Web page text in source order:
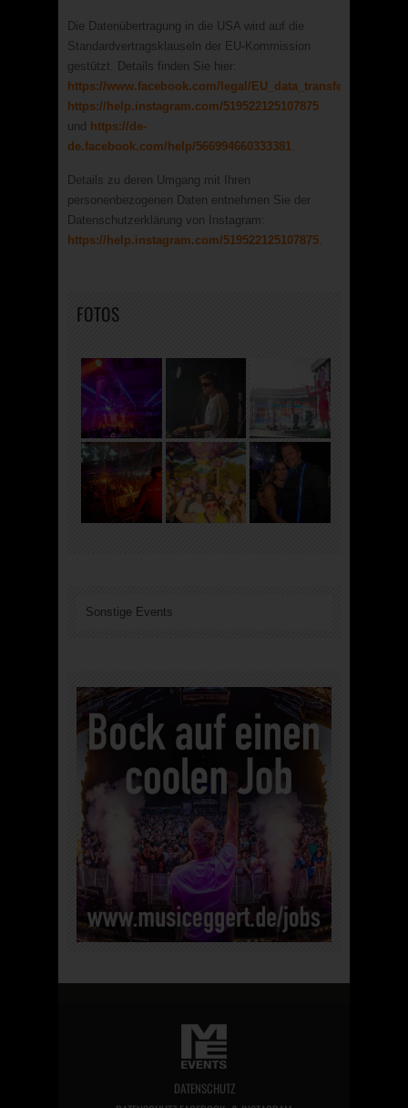
Die Datenübertragung in die USA wird auf die
Standardvertragsklauseln der EU-Kommission
gestützt. Details finden Sie hier:
https://www.facebook.com/legal/
https://help.instagram.com/519522125107875
und
https://de-
de.facebook.com/help/566994660333381
Details zu deren Umgang mit Ihren
personenbezogenen Daten entnehmen Sie der
Datenschutzerklärung von Instagram:
https://help.instagram.com/519522125107875
FOTOS
Sonstige Events
DATENSCHUTZ